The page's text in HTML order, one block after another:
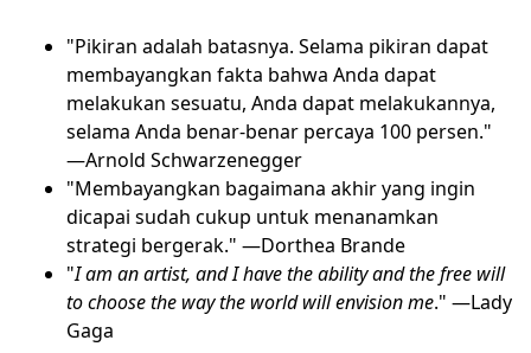
"Pikiran adalah batasnya. Selama pikiran dapat
membayangkan fakta bahwa Anda dapat
melakukan sesuatu, Anda dapat melakukannya,
selama Anda benar-benar percaya 100 persen."
—Arnold Schwarzenegger
"Membayangkan bagaimana akhir yang ingin
dicapai sudah cukup untuk menanamkan
strategi bergerak." —Dorthea Brande
"I am an artist, and I have the ability and the free will
to choose the way the world will envision me." —Lady
Gaga